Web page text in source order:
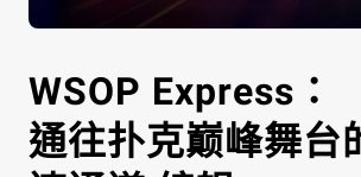
WSOP Express：
通往扑克巅峰舞台